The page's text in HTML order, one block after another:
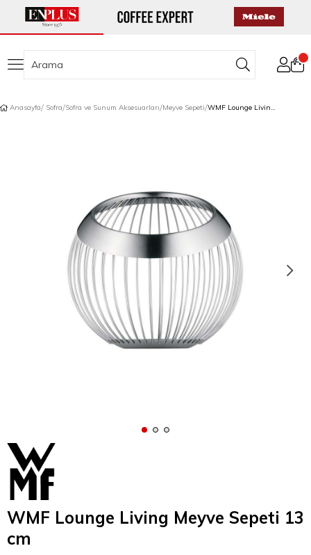
Anasayfa Sofra Sofra ve Sunum Aksesuarları Meyve Sepeti WMF Lounge Living Meyve Sepeti 13 cm
WMF Lounge Living Meyve Sepeti 13
cm